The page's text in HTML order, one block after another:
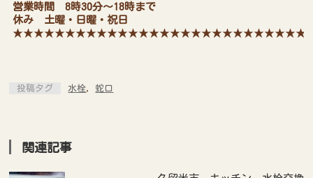
営業時間 8時30分～18時まで
休み 土曜・日曜・祝日
投稿タグ 水栓, 蛇口
関連記事